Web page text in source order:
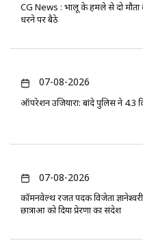
CG News : भालू के हमले से दो मौतों
धरने पर बैठे
07-08-2026
ऑपरेशन उजियारा: बांदे पुलिस ने 4.3
07-08-2026
कॉमनवेल्थ रजत पदक विजेता
छात्राओं को दिया प्रेरणा का संदेश